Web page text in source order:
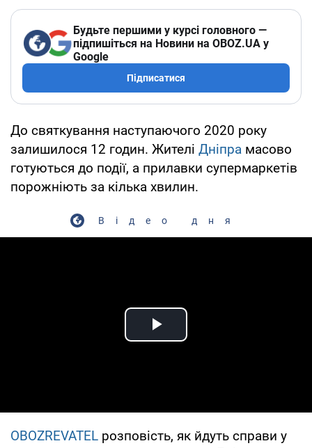
Будьте першими у курсі головного —
підпишіться на Новини на OBOZ.UA у
Google
Підписатися
До святкування наступаючого 2020 року
залишилося 12 годин. Жителі Дніпра масово
готуються до події, а прилавки супермаркетів
порожніють за кілька хвилин.
Відео дня
Play Video
OBOZREVATEL розповість, як йдуть справи у